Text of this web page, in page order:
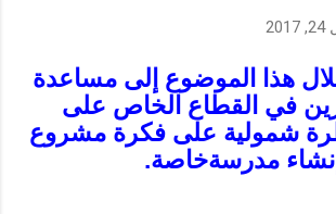
هذا الموضوع إلى مساعدة
في القطاع الخاص على
شمولية على فكرة مشروع
إنشاء مدرسةخاصة.